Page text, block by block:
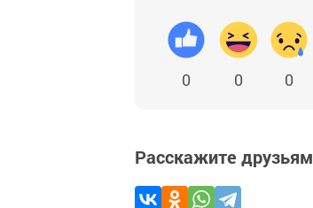
0 0 0
Расскажите друзьям